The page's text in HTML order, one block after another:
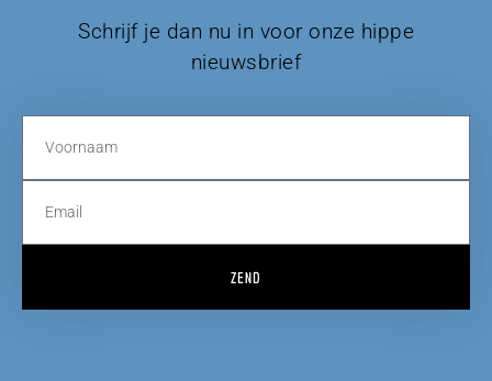
Schrijf je dan nu in voor onze hippe
nieuwsbrief
ZEND